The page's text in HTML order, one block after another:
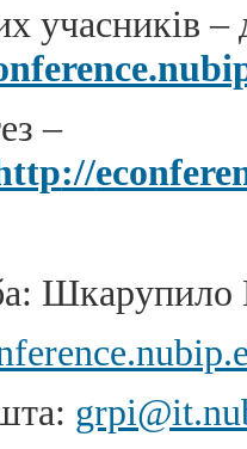
учасників
–
://
Шкарупило